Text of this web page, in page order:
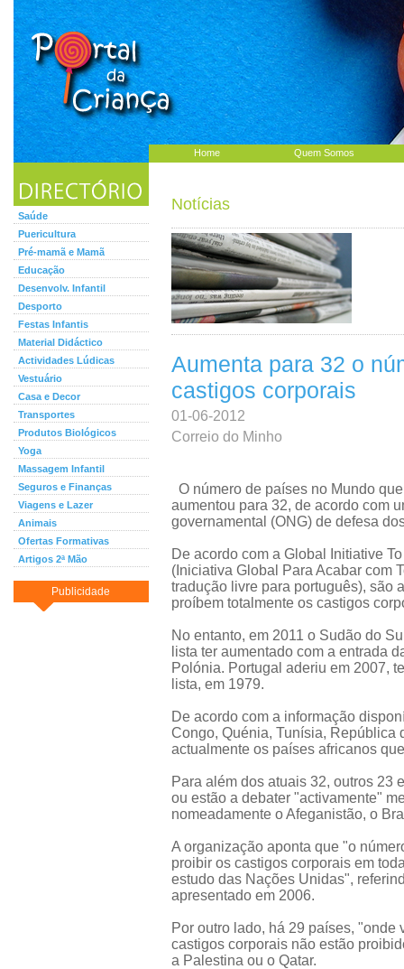
Home Quem Somos
Saúde
Puericultura
Pré-mamã e Mamã
Educação
Desenvolv. Infantil
Desporto
Festas Infantis
Material Didáctico
Actividades Lúdicas
Vestuário
Casa e Decor
Transportes
Produtos Biológicos
Yoga
Massagem Infantil
Seguros e Finanças
Viagens e Lazer
Animais
Ofertas Formativas
Artigos 2ª Mão
Publicidade
Notícias
Aumenta para 32 o
castigos corporais
01-06-2012
Correio do Minho
O número de países no Mundo
aumentou para 32, de acordo com
governamental (ONG) de defesa
De acordo com a Global Initiative
(Iniciativa Global Para Acabar com
tradução livre para português), são
proíbem totalmente os castigos
No entanto, em 2011 o Sudão do
lista ter aumentado com a entrada
Polónia. Portugal aderiu em 2007,
lista, em 1979.
De acordo com a informação
Congo, Quénia, Tunísia, República
actualmente os países africanos
Para além dos atuais 32, outros 23
ou estão a debater "activamente"
nomeadamente o Afeganistão, o
A organização aponta que "o
proibir os castigos corporais em
estudo das Nações Unidas",
apresentado em 2006.
Por outro lado, há 29 países,
castigos corporais não estão
a Palestina ou o Qatar.